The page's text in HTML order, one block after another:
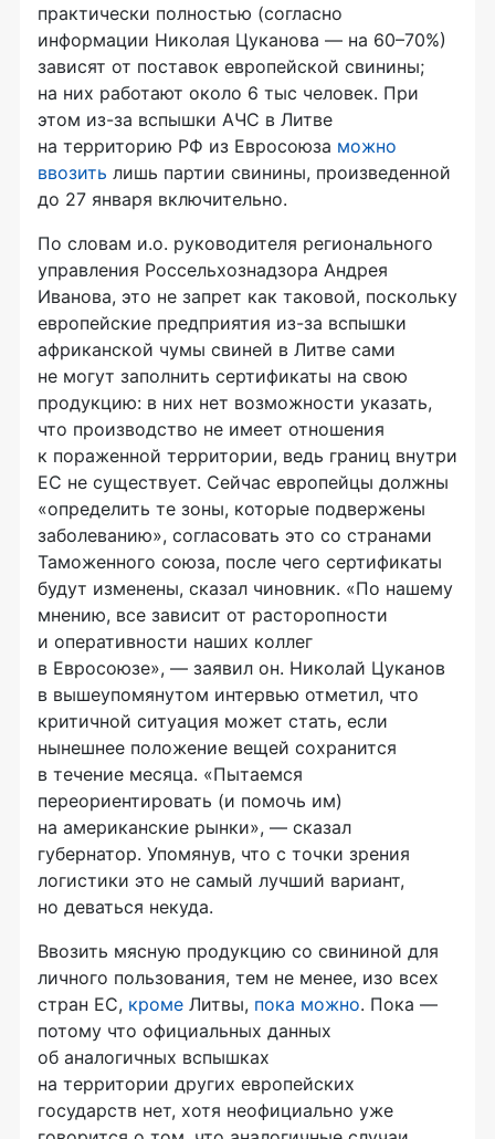
практически полностью (согласно
информации Николая Цуканова — на 60–70%)
зависят от поставок европейской свинины;
на них работают около 6 тыс человек. При
этом из-за вспышки АЧС в Литве
на территорию РФ из Евросоюза можно
ввозить лишь партии свинины, произведенной
до 27 января включительно.
По словам и.о. руководителя регионального
управления Россельхознадзора Андрея
Иванова, это не запрет как таковой, поскольку
европейские предприятия из-за вспышки
африканской чумы свиней в Литве сами
не могут заполнить сертификаты на свою
продукцию: в них нет возможности указать,
что производство не имеет отношения
к пораженной территории, ведь границ внутри
ЕС не существует. Сейчас европейцы должны
«определить те зоны, которые подвержены
заболеванию», согласовать это со странами
Таможенного союза, после чего сертификаты
будут изменены, сказал чиновник. «По нашему
мнению, все зависит от расторопности
и оперативности наших коллег
в Евросоюзе», — заявил он. Николай Цуканов
в вышеупомянутом интервью отметил, что
критичной ситуация может стать, если
нынешнее положение вещей сохранится
в течение месяца. «Пытаемся
переориентировать (и помочь им)
на американские рынки», — сказал
губернатор. Упомянув, что с точки зрения
логистики это не самый лучший вариант,
но деваться некуда.
Ввозить мясную продукцию со свининой для
личного пользования, тем не менее, изо всех
стран ЕС, кроме Литвы, пока можно. Пока —
потому что официальных данных
об аналогичных вспышках
на территории других европейских
государств нет, хотя неофициально уже